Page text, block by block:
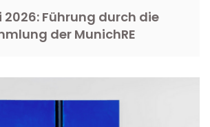
2026: Führung durch die
der MunichRE